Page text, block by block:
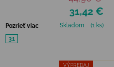
31,42 €
Pozrieť viac Skladom
(1 ks)
31
VÝPREDAJ